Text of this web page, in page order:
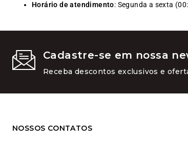
Horário de atendimento: Segunda a sexta
Cadastre-se em nossa
Receba descontos exclusivos e
NOSSOS CONTATOS